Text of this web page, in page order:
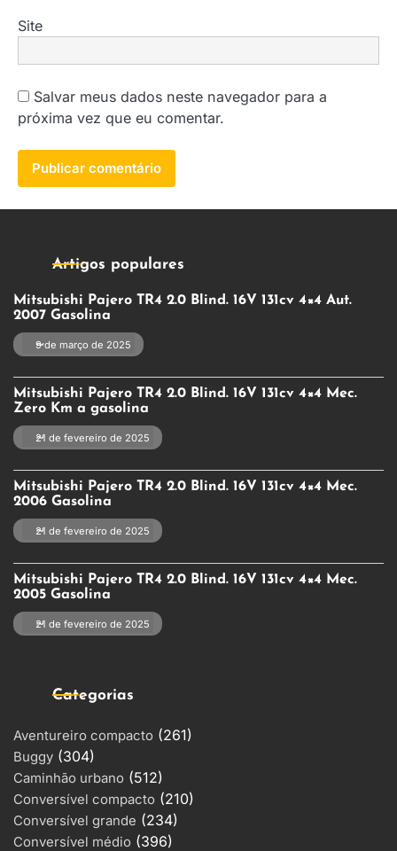
Site
Salvar meus dados neste navegador para a
próxima vez que eu comentar.
Artigos populares
Mitsubishi Pajero TR4 2.0 Blind. 16V 131cv 4×4 Aut.
2007 Gasolina
9 de março de 2025
Mitsubishi Pajero TR4 2.0 Blind. 16V 131cv 4×4 Mec.
Zero Km a gasolina
21 de fevereiro de 2025
Mitsubishi Pajero TR4 2.0 Blind. 16V 131cv 4×4 Mec.
2006 Gasolina
21 de fevereiro de 2025
Mitsubishi Pajero TR4 2.0 Blind. 16V 131cv 4×4 Mec.
2005 Gasolina
21 de fevereiro de 2025
Categorias
Aventureiro compacto (261)
Buggy (304)
Caminhão urbano (512)
Conversível compacto (210)
Conversível grande (234)
Conversível médio (396)